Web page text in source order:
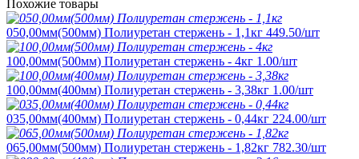
Похожие товары
050,00мм(500мм) Полиуретан стержень - 1,1кг 449.50/шт
100,00мм(500мм) Полиуретан стержень - 4кг 1.00/шт
100,00мм(400мм) Полиуретан стержень - 3,38кг 1.00/шт
035,00мм(400мм) Полиуретан стержень - 0,44кг 224.00/шт
065,00мм(500мм) Полиуретан стержень - 1,82кг 782.30/шт